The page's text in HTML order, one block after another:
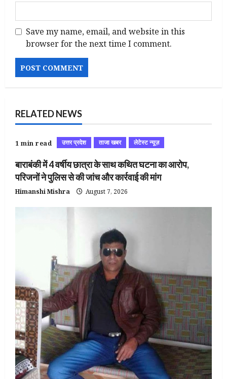
Save my name, email, and website in this
browser for the next time I comment.
RELATED NEWS
1 min read उत्तर प्रदेश ताजा खबर लेटेस्ट न्यूज़
बाराबंकी में 4 वर्षीय छात्रा के साथ कथित घटना का आरोप,
परिजनों ने पुलिस से की जांच और कार्रवाई की मांग
Himanshi Mishra August 7, 2026